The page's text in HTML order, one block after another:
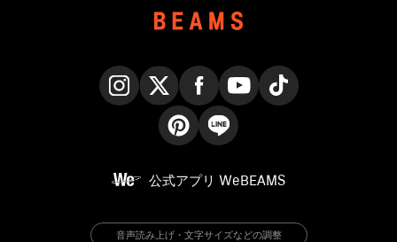
公式アプリ WeBEAMS
音声読み上げ・文字サイズなどの調整